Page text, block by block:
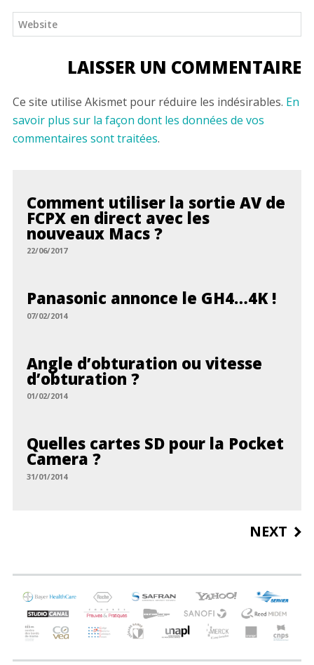
Ce site utilise Akismet pour réduire les indésirables. En
savoir plus sur la façon dont les données de vos
commentaires sont traitées.
Comment utiliser la sortie AV de
FCPX en direct avec les
nouveaux Macs ?
22/06/2017
Panasonic annonce le GH4…4K !
07/02/2014
Angle d’obturation ou vitesse
d’obturation ?
01/02/2014
Quelles cartes SD pour la Pocket
Camera ?
31/01/2014
NEXT